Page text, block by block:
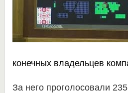
конечных владельцев
За него проголосовали